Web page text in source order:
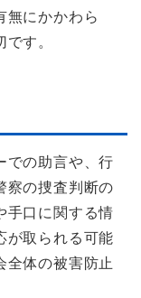
無にかかわら
す。
での助言や、行
察の捜査判断の
手口に関する情
が取られる可能
全体の被害防止